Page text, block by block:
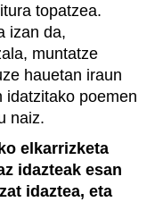
topatzea.
izan da,
muntatze
hauetan iraun
idatzitako poemen
naiz.
elkarrizketa
idazteak esan
idaztea, eta